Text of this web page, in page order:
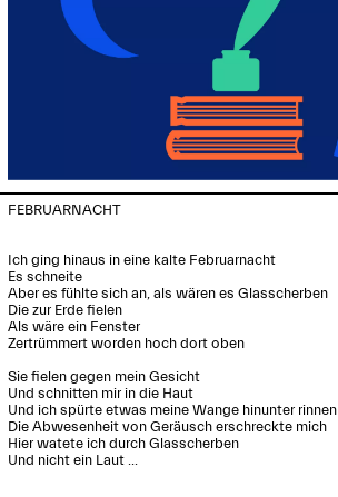
FEBRUARNACHT
Ich ging hinaus in eine kalte Februarnacht
Es schneite
Aber es fühlte sich an, als wären es Glasscherben
Die zur Erde fielen
Als wäre ein Fenster
Zertrümmert worden hoch dort oben
Sie fielen gegen mein Gesicht
Und schnitten mir in die Haut
Und ich spürte etwas meine Wange hinunter rinnen
Die Abwesenheit von Geräusch erschreckte mich
Hier watete ich durch Glasscherben
Und nicht ein Laut ...